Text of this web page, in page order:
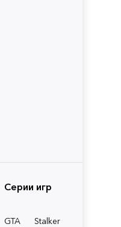
Серии игр
GTA
Stalker